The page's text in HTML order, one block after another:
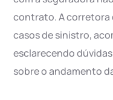
contrato. A corretora
casos de sinistro,
esclarecendo
sobre o andamento